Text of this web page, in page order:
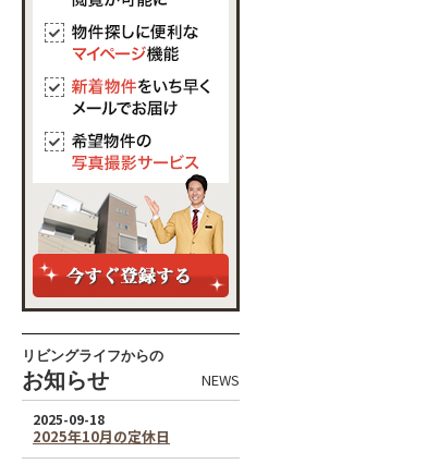
リビングライフからの
お知らせ NEWS